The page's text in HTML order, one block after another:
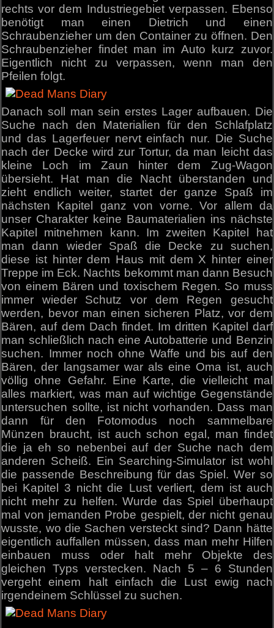
rechts vor dem Industriegebiet verpassen. Ebenso
benötigt man einen Dietrich und einen
Schraubenzieher um den Container zu öffnen. Den
Schraubenzieher findet man im Auto kurz zuvor.
Eigentlich nicht zu verpassen, wenn man den
Pfeilen folgt.
Danach soll man sein erstes Lager aufbauen. Die
Suche nach den Materialien für den Schlafplatz
und das Lagerfeuer nervt einfach nur. Die Suche
nach der Decke wird zur Tortur, da man leicht das
kleine Loch im Zaun hinter dem Zug-Wagon
übersieht. Hat man die Nacht überstanden und
zieht endlich weiter, startet der ganze Spaß im
nächsten Kapitel ganz von vorne. Vor allem da
unser Charakter keine Baumaterialien ins nächste
Kapitel mitnehmen kann. Im zweiten Kapitel hat
man dann wieder Spaß die Decke zu suchen,
diese ist hinter dem Haus mit dem X hinter einer
Treppe im Eck. Nachts bekommt man dann Besuch
von einem Bären und toxischem Regen. So muss
immer wieder Schutz vor dem Regen gesucht
werden, bevor man einen sicheren Platz, vor dem
Bären, auf dem Dach findet. Im dritten Kapitel darf
man schließlich nach eine Autobatterie und Benzin
suchen. Immer noch ohne Waffe und bis auf den
Bären, der langsamer war als eine Oma ist, auch
völlig ohne Gefahr. Eine Karte, die vielleicht mal
alles markiert, was man auf wichtige Gegenstände
untersuchen sollte, ist nicht vorhanden. Dass man
dann für den Fotomodus noch sammelbare
Münzen braucht, ist auch schon egal, man findet
die ja eh so nebenbei auf der Suche nach dem
anderen Scheiß. Ein Searching-Simulator ist wohl
die passende Beschreibung für das Spiel. Wer so
bei Kapitel 3 nicht die Lust verliert, dem ist auch
nicht mehr zu helfen. Wurde das Spiel überhaupt
mal von jemanden Probe gespielt, der nicht genau
wusste, wo die Sachen versteckt sind? Dann hätte
eigentlich auffallen müssen, dass man mehr Hilfen
einbauen muss oder halt mehr Objekte des
gleichen Typs verstecken. Nach 5 – 6 Stunden
vergeht einem halt einfach die Lust ewig nach
irgendeinem Schlüssel zu suchen.